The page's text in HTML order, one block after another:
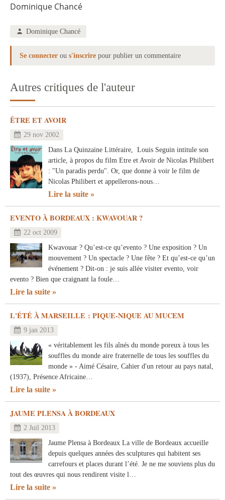
Dominique Chancé
Dominique Chancé
Se connecter ou s'inscrire pour publier un commentaire
Autres critiques de l'auteur
ÊTRE ET AVOIR
29 nov 2002
Dans La Quinzaine Littéraire, Louis Seguin intitule son
article, à propos du film Etre et Avoir de Nicolas Philibert
: "Un paradis perdu". Or, que donne à voir le film de
Nicolas Philibert et appellerons-nous…
Lire la suite
EVENTO À BORDEAUX : KWAVOUAR ?
22 oct 2009
Kwavouar ? Qu’est-ce qu’evento ? Une exposition ? Un
mouvement ? Un spectacle ? Une fête ? Et qu’est-ce qu’un
événement ? Dit-on : je suis allée visiter evento, voir
evento ? Bien que craignant la foule…
Lire la suite
L'ÉTÉ À MARSEILLE : PIQUE-NIQUE AU MUCEM
9 jan 2013
« véritablement les fils aînés du monde poreux à tous les
souffles du monde aire fraternelle de tous les souffles du
monde » - Aimé Césaire, Cahier d'un retour au pays natal,
(1937), Présence Africaine…
Lire la suite
JAUME PLENSA À BORDEAUX
2 Juil 2013
Jaume Plensa à Bordeaux La ville de Bordeaux accueille
depuis quelques années des sculptures qui habitent ses
carrefours et places durant l’été. Je ne me souviens plus du
tout des œuvres qui nous rendirent visite l…
Lire la suite